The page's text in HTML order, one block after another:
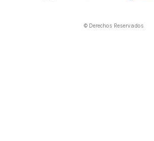
© Derechos Reservados